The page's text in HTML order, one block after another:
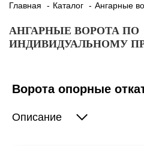
Главная Каталог Ангарные
АНГАРНЫЕ ВОРОТА ПО
ИНДИВИДУАЛЬНОМУ
Ворота опорные
Описание